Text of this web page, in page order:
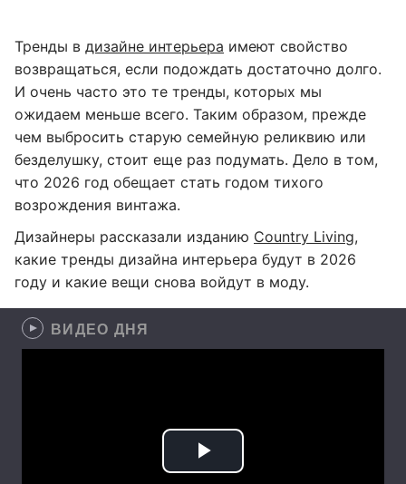
Тренды в дизайне интерьера имеют свойство
возвращаться, если подождать достаточно долго.
И очень часто это те тренды, которых мы
ожидаем меньше всего. Таким образом, прежде
чем выбросить старую семейную реликвию или
безделушку, стоит еще раз подумать. Дело в том,
что 2026 год обещает стать годом тихого
возрождения винтажа.
Дизайнеры рассказали изданию Country Living,
какие тренды дизайна интерьера будут в 2026
году и какие вещи снова войдут в моду.
ВИДЕО ДНЯ